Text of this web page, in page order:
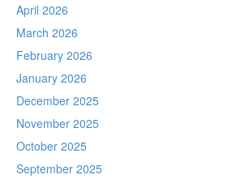
April 2026
March 2026
February 2026
January 2026
December 2025
November 2025
October 2025
September 2025